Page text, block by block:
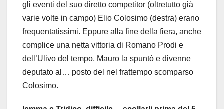
gli eventi del suo diretto competitor (oltretutto già
varie volte in campo) Elio Colosimo (destra) erano
frequentatissimi. Eppure alla fine della fiera, anche
complice una netta vittoria di Romano Prodi e
dell’Ulivo del tempo, Mauro la spuntò e divenne
deputato al… posto del nel frattempo scomparso
Colosimo.